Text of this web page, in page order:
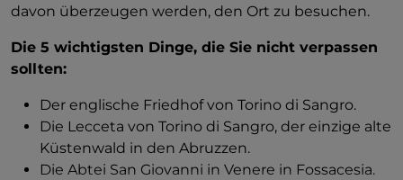
davon überzeugen werden, den Ort zu besuchen.
Die 5 wichtigsten Dinge, die Sie nicht verpassen
sollten:
Der englische Friedhof von Torino di Sangro.
Die Lecceta von Torino di Sangro, der einzige alte
Küstenwald in den Abruzzen.
Die Abtei San Giovanni in Venere in Fossacesia.